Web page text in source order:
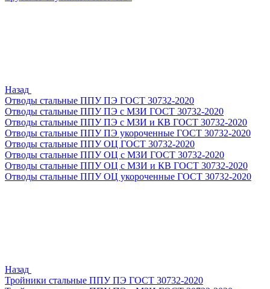
Назад
Отводы стальные ППУ ПЭ ГОСТ 30732-2020
Отводы стальные ППУ ПЭ с МЗИ ГОСТ 30732-2020
Отводы стальные ППУ ПЭ с МЗИ и КВ ГОСТ 30732-2020
Отводы стальные ППУ ПЭ укороченные ГОСТ 30732-2020
Отводы стальные ППУ ОЦ ГОСТ 30732-2020
Отводы стальные ППУ ОЦ с МЗИ ГОСТ 30732-2020
Отводы стальные ППУ ОЦ с МЗИ и КВ ГОСТ 30732-2020
Отводы стальные ППУ ОЦ укороченные ГОСТ 30732-2020
Назад
Тройники стальные ППУ ПЭ ГОСТ 30732-2020